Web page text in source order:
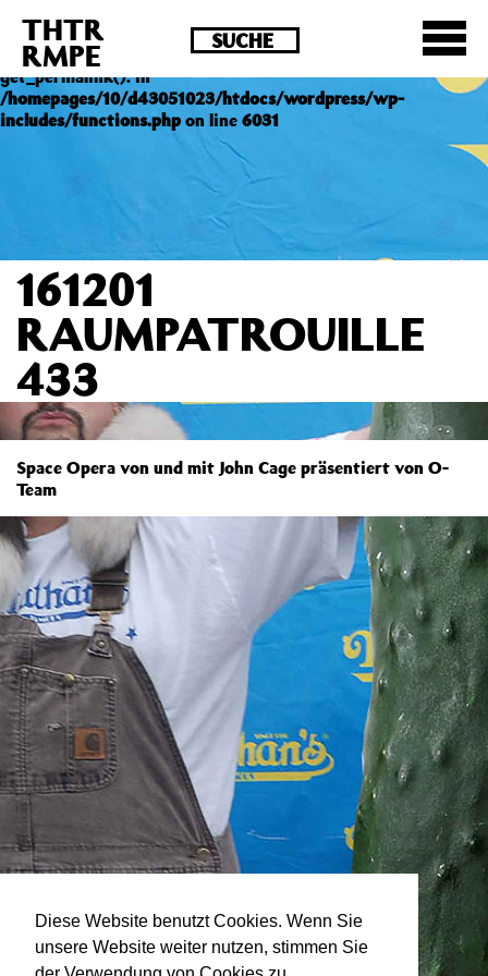
Diese Website benutzt Cookies. Wenn Sie
unsere Website weiter nutzen, stimmen Sie
Deprecated : Die Funktion post_permalink ist seit
Version 4.4.0 veraltet! Verwende stattdessen
get_permalink(). in
/homepages/10/d43051023/htdocs/wordpress/wp-
includes/functions.phpon line 6031
THTR
RMPE
161201
RAUMPATROUILLE
433
Space Opera von und mit John Cage präsentiert von O-
Team